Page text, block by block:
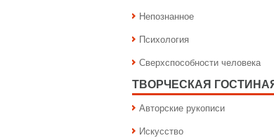
Непознанное
Психология
Сверхспособности человека
ТВОРЧЕСКАЯ
Авторские рукописи
Искусство